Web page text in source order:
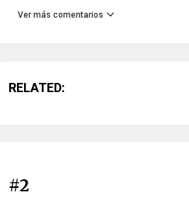
Ver más comentarios
RELATED:
#2